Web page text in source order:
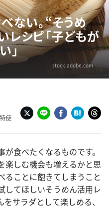
ない。“そうめ
レシピ「子どもが
」
stock.adobe.com
使
食べたくなるものです。
楽しむ機会も増えるかと思
ることに飽きてしまうこと
てほしいそうめん活用レ
サラダとして楽しめる、